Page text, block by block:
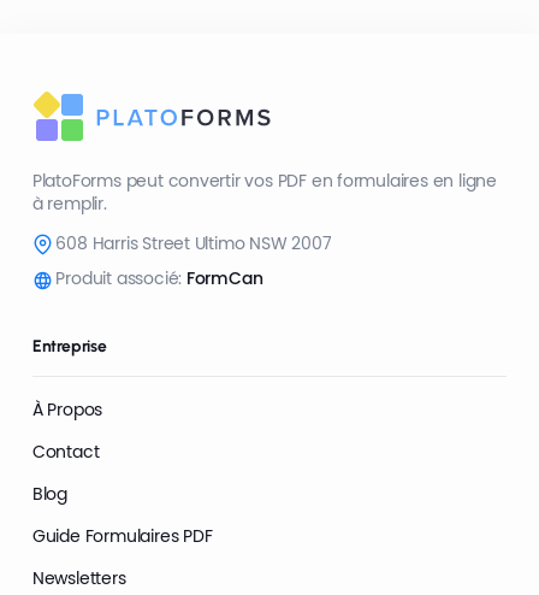
PlatoForms peut convertir vos PDF en formulaires en ligne
à remplir.
608 Harris Street Ultimo NSW 2007
Produit associé: FormCan
Entreprise
À Propos
Contact
Blog
Guide Formulaires PDF
Newsletters